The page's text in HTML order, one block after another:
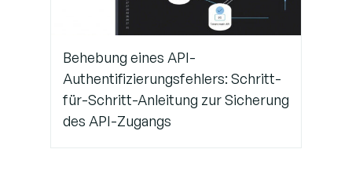
Serverleistung
Behebung eines API-
Authentifizierungsfehlers: Schritt-
für-Schritt-Anleitung zur Sicherung
des API-Zugangs